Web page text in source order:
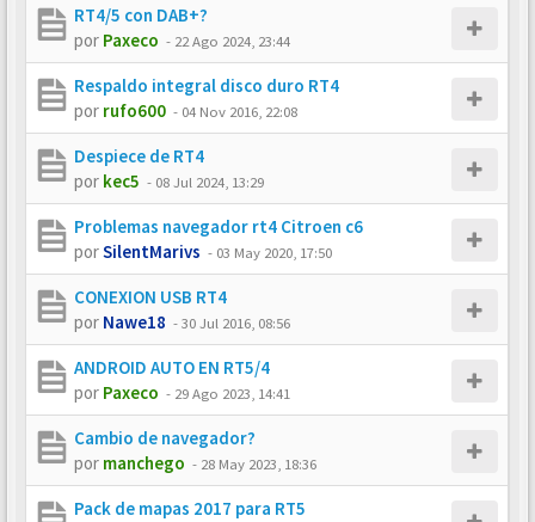
RT4/5 con DAB+?
por Paxeco - 22 Ago 2024, 23:44
Respaldo integral disco duro RT4
por rufo600 - 04 Nov 2016, 22:08
Despiece de RT4
por kec5 - 08 Jul 2024, 13:29
Problemas navegador rt4 Citroen c6
porSilentMarivs - 03 May 2020, 17:50
CONEXION USB RT4
por Nawe18 -30 Jul 2016, 08:56
ANDROID AUTO EN RT5/4
por Paxeco - 29 Ago 2023, 14:41
Cambio de navegador?
por manchego - 28 May 2023, 18:36
Pack de mapas 2017 para RT5